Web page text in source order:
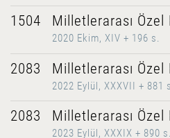
1504
Milletlerarası
2020 Ekim, XIV + 196 s.
2083 Milletlerarası Özel
2022 Eylül, XXXVII + 881 s.
2083 Milletlerarası Özel
2023 Eylül, XXXIX + 890 s.